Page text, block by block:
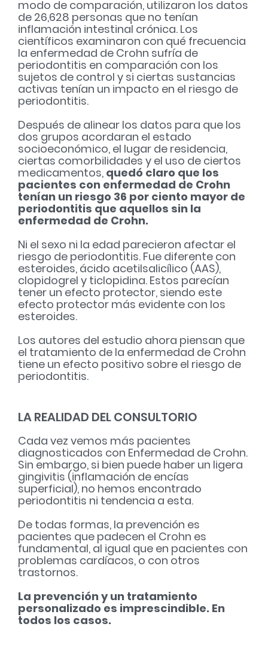
modo de comparación, utilizaron los datos
de 26,628 personas que no tenían
inflamación intestinal crónica. Los
científicos examinaron con qué frecuencia
la enfermedad de Crohn sufría de
periodontitis en comparación con los
sujetos de control y si ciertas sustancias
activas tenían un impacto en el riesgo de
periodontitis.
Después de alinear los datos para que los
dos grupos acordaran el estado
socioeconómico, el lugar de residencia,
ciertas comorbilidades y el uso de ciertos
medicamentos, quedó claro que los
pacientes con enfermedad de Crohn
tenían un riesgo 36 por ciento mayor de
periodontitis que aquellos sin la
enfermedad de Crohn.
Ni el sexo ni la edad parecieron afectar el
riesgo de periodontitis. Fue diferente con
esteroides, ácido acetilsalicílico (AAS),
clopidogrel y ticlopidina. Estos parecían
tener un efecto protector, siendo este
efecto protector más evidente con los
esteroides.
Los autores del estudio ahora piensan que
el tratamiento de la enfermedad de Crohn
tiene un efecto positivo sobre el riesgo de
periodontitis.
LA REALIDAD DEL CONSULTORIO
Cada vez vemos más pacientes
diagnosticados con Enfermedad de Crohn.
Sin embargo, si bien puede haber un ligera
gingivitis (inflamación de encías
superficial), no hemos encontrado
periodontitis ni tendencia a esta.
De todas formas, la prevención es
pacientes que padecen el Crohn es
fundamental, al igual que en pacientes con
problemas cardíacos, o con otros
trastornos.
La prevención y un tratamiento
personalizado es imprescindible. En
todos los casos.